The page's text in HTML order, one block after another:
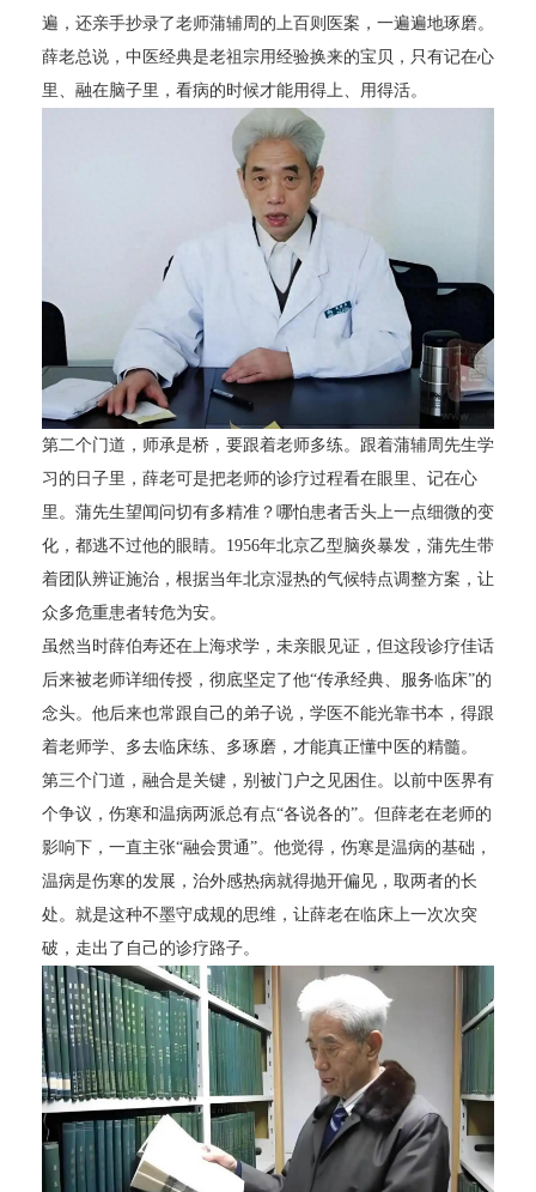
遍，还亲手抄录了老师蒲辅周的上百则医案，一遍遍地琢磨。
薛老总说，中医经典是老祖宗用经验换来的宝贝，只有记在心
里、融在脑子里，看病的时候才能用得上、用得活。
第二个门道，师承是桥，要跟着老师多练。跟着蒲辅周先生学
习的日子里，薛老可是把老师的诊疗过程看在眼里、记在心
里。蒲先生望闻问切有多精准？哪怕患者舌头上一点细微的变
化，都逃不过他的眼睛。1956年北京乙型脑炎暴发，蒲先生带
着团队辨证施治，根据当年北京湿热的气候特点调整方案，让
众多危重患者转危为安。
虽然当时薛伯寿还在上海求学，未亲眼见证，但这段诊疗佳话
后来被老师详细传授，彻底坚定了他“传承经典、服务临床”的
念头。他后来也常跟自己的弟子说，学医不能光靠书本，得跟
着老师学、多去临床练、多琢磨，才能真正懂中医的精髓。
第三个门道，融合是关键，别被门户之见困住。以前中医界有
个争议，伤寒和温病两派总有点“各说各的”。但薛老在老师的
影响下，一直主张“融会贯通”。他觉得，伤寒是温病的基础，
温病是伤寒的发展，治外感热病就得抛开偏见，取两者的长
处。就是这种不墨守成规的思维，让薛老在临床上一次次突
破，走出了自己的诊疗路子。